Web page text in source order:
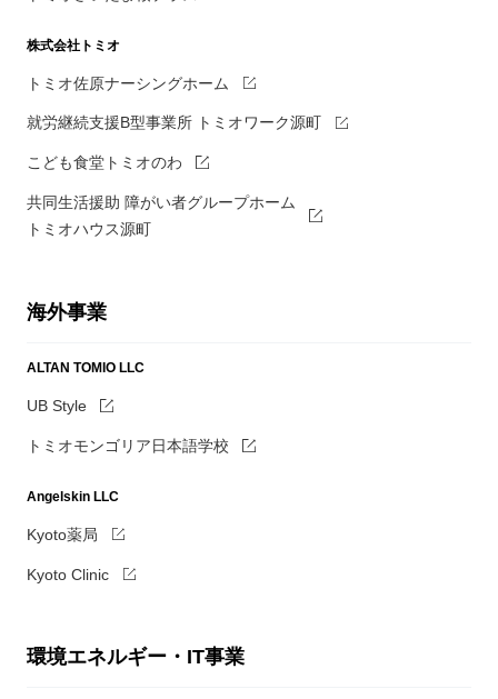
株式会社トミオ
トミオ佐原ナーシングホーム
就労継続支援B型事業所 トミオワーク源町
こども食堂トミオのわ
共同生活援助 障がい者グループホーム
トミオハウス源町
海外事業
ALTAN TOMIO LLC
UB Style
トミオモンゴリア日本語学校
Angelskin LLC
Kyoto薬局
Kyoto Clinic
環境エネルギー・IT事業